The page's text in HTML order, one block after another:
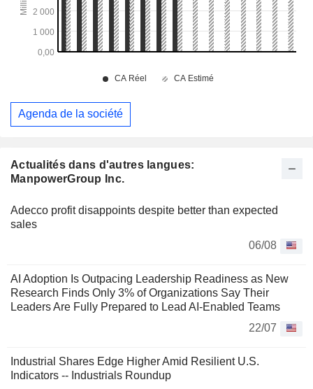
Actualités dans d'autres langues:
ManpowerGroup Inc.
Adecco profit disappoints despite better than expected
sales
06/08
AI Adoption Is Outpacing Leadership Readiness as New
Research Finds Only 3% of Organizations Say Their
Leaders Are Fully Prepared to Lead AI-Enabled Teams
22/07
Industrial Shares Edge Higher Amid Resilient U.S.
Indicators -- Industrials Roundup
Agenda de la société